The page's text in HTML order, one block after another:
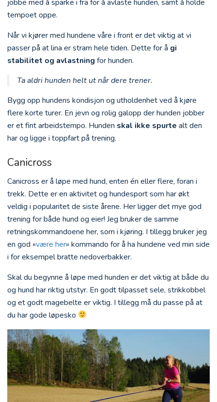
jobbe med å sparke i fra for å avlaste hunden, samt å holde
tempoet oppe.
Når vi kjører med hundene våre i front er det viktig at vi
passer på at lina er stram hele tiden. Dette for å gi
stabilitet og avlastning for hunden.
Ta aldri hunden helt ut når dere trener.
Bygg opp hundens kondisjon og utholdenhet ved å kjøre
flere korte turer. En jevn og rolig galopp der hunden jobber
er et fint arbeidstempo. Hunden skal ikke spurte alt den
har og ligge i toppfart på trening.
Canicross
Canicross er å løpe med hund, enten én eller flere, foran i
trekk. Dette er en aktivitet og hundesport som har økt
veldig i popularitet de siste årene. Her ligger det mye god
trening for både hund og eier! Jeg bruker de samme
retningskommandoene her, som i kjøring. I tillegg bruker jeg
en god «være her» kommando for å ha hundene ved min side
i for eksempel bratte nedoverbakker.
Skal du begynne å løpe med hunden er det viktig at både du
og hund har riktig utstyr. En godt tilpasset sele, strikkobbel
og et godt magebelte er viktig. I tillegg må du passe på at
du har gode løpesko